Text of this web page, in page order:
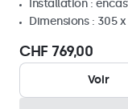
Installation :
Dimensions : 305 x
CHF 769,00
Voir